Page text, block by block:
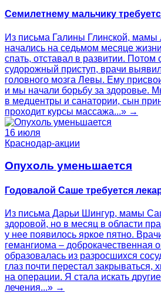
Семилетнему мальчику
Из письма Галины Глинской,
начались на седьмом месяце
спать, отставал в развитии. Потом
судорожный приступ, врачи
головного мозга Левы. Ему
и мы начали борьбу за здоровье.
в медцентры и санатории, сын
проходит курсы массажа...» →
16 июля
Краснодар-акции
Опухоль уменьшается
Годовалой Саше требуется
Из письма Дарьи Шингур, мамы
здоровой, но в месяц в области
у нее появилось яркое пятно.
гемангиома – доброкачественная
образовалась из разросшихся
глаз почти перестал закрываться,
на операции. Я стала искать
лечения...» →